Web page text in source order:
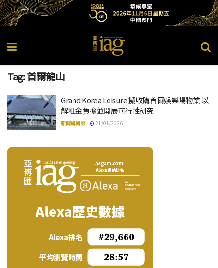
Tag:首爾龍山
Grand Korea Leisure 擬收購首爾娛樂場物業 以
解租金負擔並開展可行性研究
新聞編輯部 21/01/2026